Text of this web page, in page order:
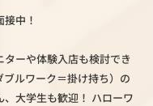
中！
ーや体験入店も検討でき
ブルワーク＝掛け持ち）の
大学生も歓迎！ ハローワ